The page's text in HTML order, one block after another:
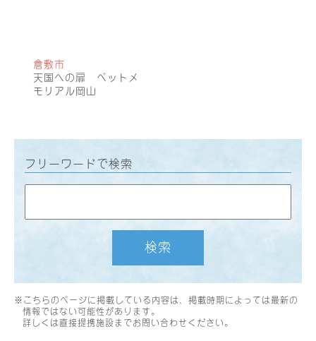
倉敷市
天国への扉 ペットメ
モリアル岡山
フリーワードで検索
検索
※こちらのページに掲載している内容は、掲載時期によっては最新の
情報ではない可能性があります。
詳しくは直接提携施設までお問い合わせください。